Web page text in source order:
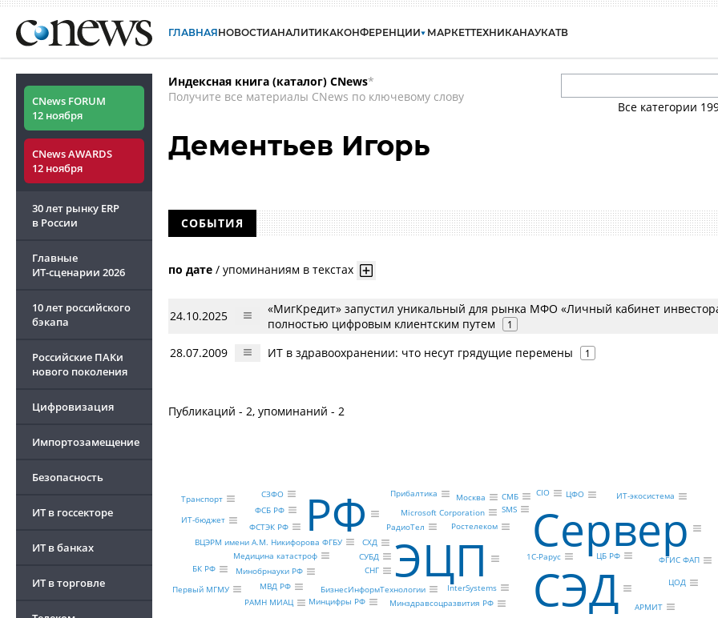
ГЛАВНАЯНОВОСТИАНАЛИТИКАКОНФЕРЕНЦИИ МАРКЕТТЕХНИКАНАУКАТВ
CNews FORUM
12 ноября
CNews AWARDS
12 ноября
30 лет рынку ERP
в России
Главные
ИТ-сценарии 2026
10 лет российского
бэкапа
Российские ПАКи
нового поколения
Цифровизация
Импортозамещение
Безопасность
ИТ в госсекторе
ИТ в банках
ИТ в торговле
Индексная книга (каталог) CNews*
Получите все материалы CNews по ключевому слову
Все категории
Дементьев Игорь
СОБЫТИЯ
по дате / упоминаниям в текстах
24.10.2025
«МигКредит» запустил уникальный для рынка МФО «Личный кабинет
полностью цифровым клиентским путем
1
28.07.2009 ИТ в здравоохранении: что несут грядущие перемены 1
Публикаций - 2, упоминаний - 2
ЭЦП СЭД
Сервер
РФ
БизнесИнформТехнологии
Microsoft Corporation
1С-Рарус
Ростелеком
InterSystems
РадиоТел
ВЦЭРМ имени А.М. Никифорова ФГБУ
Медицина катастроф
ФСБ РФ
ЦБ РФ
ФСТЭК РФ
Минобрнауки РФ
МВД РФ
РАМН МИАЦ
Минцифры РФ Минздравсоцразвития РФ АРМИТ
СХД
СУБД
SMS
ЦОД
ИТ-экосистема
ФГИС ФАП
Москва ЦФО
Прибалтика
СНГ
СЗФО CIO
СМБ
Транспорт
ИТ-бюджет
БК РФ
Первый МГМУ